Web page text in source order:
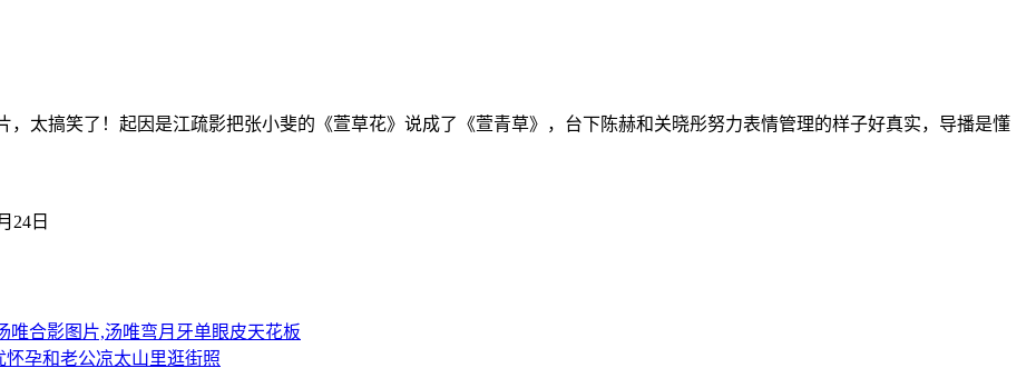
太搞笑了！起因是江疏影把张小斐的《萱草花》说成了《萱青草》，台下陈赫和关晓彤努力表情管理的样子好真实，导播是懂
24日
唯合影图片,汤唯弯月牙单眼皮天花板
怀孕和老公凉太山里逛街照